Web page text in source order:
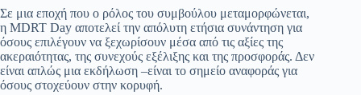
Σε μια εποχή που ο ρόλος του συμβούλου μεταμορφώνεται,
η MDRT Day αποτελεί την απόλυτη ετήσια συνάντηση για
όσους επιλέγουν να ξεχωρίσουν μέσα από τις αξίες της
ακεραιότητας, της συνεχούς εξέλιξης και της προσφοράς. Δεν
είναι απλώς μια εκδήλωση –είναι το σημείο αναφοράς για
όσους στοχεύουν στην κορυφή.